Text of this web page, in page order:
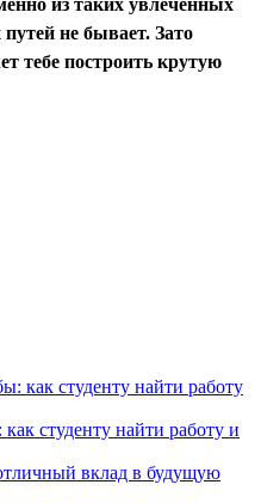
не бывает. Зато
тебе построить крутую
студенту найти работу и